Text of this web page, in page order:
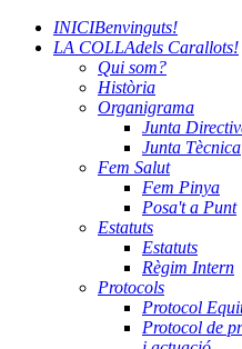
INICIBenvinguts!
LA COLLAdels Carallots!
Qui som?
Història
Organigrama
Junta
Junta Tècnica
Fem Salut
Fem Pinya
Posa't a Punt
Estatuts
Estatuts
Règim Intern
Protocols
Protocol
Protocol de